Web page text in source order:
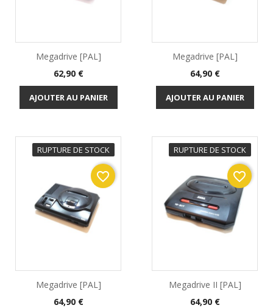
Megadrive [PAL]
Prix
62,90 €
AJOUTER AU PANIER
Megadrive [PAL]
Prix
64,90 €
AJOUTER AU PANIER
RUPTURE DE STOCK
Megadrive [PAL]
Prix
64,90 €
favorite_border
RUPTURE DE STOCK
Megadrive II [PAL]
Prix
64,90 €
favorite_border